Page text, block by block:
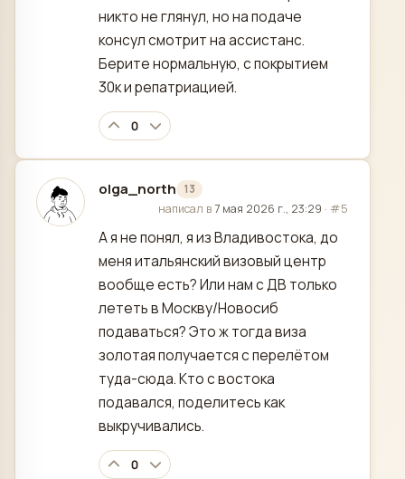
никто не глянул, но на подаче
консул смотрит на ассистанс.
Берите нормальную, с покрытием
30к и репатриацией.
0
olga_north 13
отредактировано
написал в7 мая 2026 г., 23:29 · #5
А я не понял, я из Владивостока, до
меня итальянский визовый центр
вообще есть? Или нам с ДВ только
лететь в Москву/Новосиб
подаваться? Это ж тогда виза
золотая получается с перелётом
туда-сюда. Кто с востока
подавался, поделитесь как
выкручивались.
0